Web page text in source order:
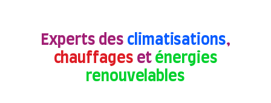
Experts des climatisations,
chauffages et énergies
renouvelables